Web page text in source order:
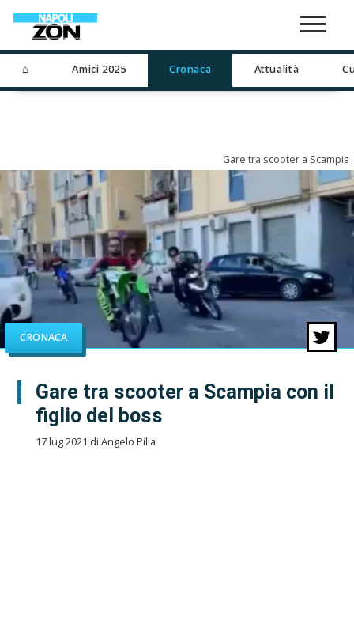
⌂ Amici 2025 Cronaca Attualità
Gare tra scooter a Scampia
CRONACA
Gare tra scooter a Scampia con il
figlio del boss
17 lug 2021 di Angelo Pilia